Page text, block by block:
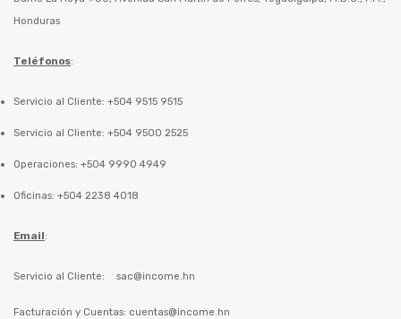
Honduras
Teléfonos:
Servicio al Cliente: +504 9515 9515
Servicio al Cliente: +504 9500 2525
Operaciones: +504 9990 4949
Oficinas: +504 2238 4018
Email:
Servicio al Cliente: sac@income.hn
Facturación y Cuentas: cuentas@income.hn